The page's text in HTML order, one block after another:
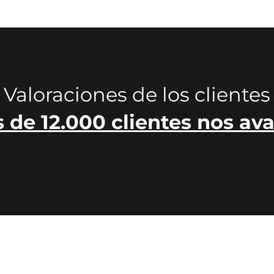
Valoraciones de los clientes
de 12.000 clientes nos